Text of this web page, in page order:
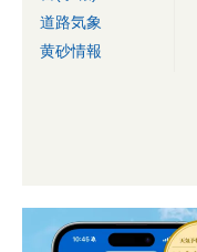
道路気象
黄砂情報